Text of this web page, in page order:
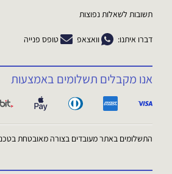
תשובות לשאלות נפוצות
דברו איתנו: וואצאפ טופס פנייה
אנו מקבלים תשלומים באמצעות
התשלומים באתר מעובדים בצורה מאובטחת